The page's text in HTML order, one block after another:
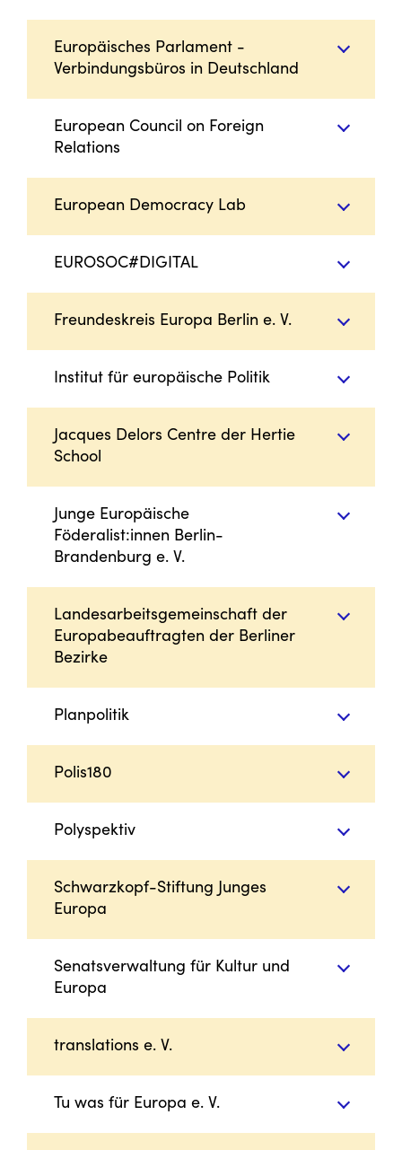
Europäisches Parlament -
Verbindungsbüros in Deutschland
European Council on Foreign
Relations
European Democracy Lab
EUROSOC#DIGITAL
Freundeskreis Europa Berlin e. V.
Institut für europäische Politik
Jacques Delors Centre der Hertie
School
Junge Europäische
Föderalist:innen Berlin-
Brandenburg e. V.
Landesarbeitsgemeinschaft der
Europabeauftragten der Berliner
Bezirke
Planpolitik
Polis180
Polyspektiv
Schwarzkopf-Stiftung Junges
Europa
Senatsverwaltung für Kultur und
Europa
translations e. V.
Tu was für Europa e. V.